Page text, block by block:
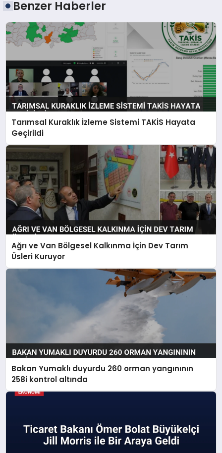
Benzer Haberler
Tarımsal Kuraklık İzleme Sistemi TAKİS Hayata
Geçirildi
Ağrı ve Van Bölgesel Kalkınma İçin Dev Tarım
Üsleri Kuruyor
Bakan Yumaklı duyurdu 260 orman yangınının
258i kontrol altında